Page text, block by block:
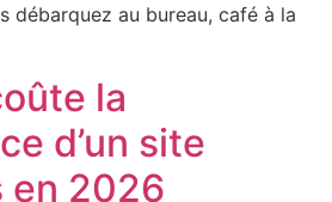
débarquez au bureau, café à la
la
d’un site
en 2026